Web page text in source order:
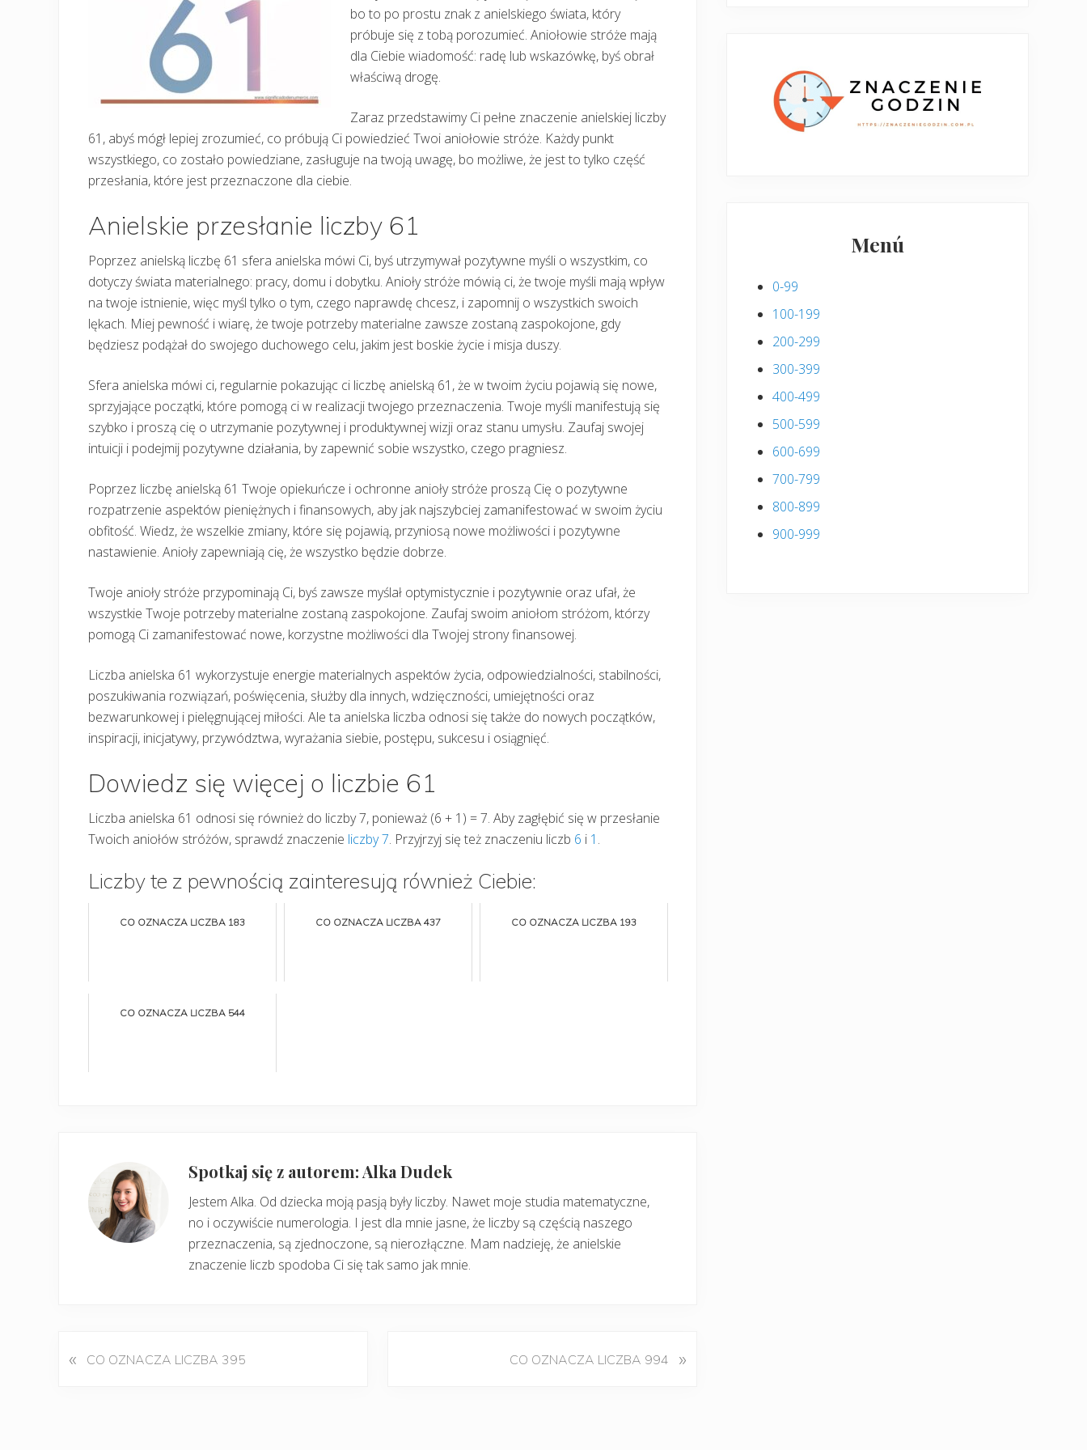
bo to po prostu znak z anielskiego świata, który
próbuje się z tobą porozumieć. Aniołowie stróże mają
dla Ciebie wiadomość: radę lub wskazówkę, byś obrał
właściwą drogę.
Zaraz przedstawimy Ci pełne znaczenie anielskiej liczby
61, abyś mógł lepiej zrozumieć, co próbują Ci powiedzieć Twoi aniołowie stróże. Każdy punkt
wszystkiego, co zostało powiedziane, zasługuje na twoją uwagę, bo możliwe, że jest to tylko część
przesłania, które jest przeznaczone dla ciebie.
Anielskie przesłanie liczby 61
Poprzez anielską liczbę 61 sfera anielska mówi Ci, byś utrzymywał pozytywne myśli o wszystkim, co
dotyczy świata materialnego: pracy, domu i dobytku. Anioły stróże mówią ci, że twoje myśli mają wpływ
na twoje istnienie, więc myśl tylko o tym, czego naprawdę chcesz, i zapomnij o wszystkich swoich
lękach. Miej pewność i wiarę, że twoje potrzeby materialne zawsze zostaną zaspokojone, gdy
będziesz podążał do swojego duchowego celu, jakim jest boskie życie i misja duszy.
Sfera anielska mówi ci, regularnie pokazując ci liczbę anielską 61, że w twoim życiu pojawią się nowe,
sprzyjające początki, które pomogą ci w realizacji twojego przeznaczenia. Twoje myśli manifestują się
szybko i proszą cię o utrzymanie pozytywnej i produktywnej wizji oraz stanu umysłu. Zaufaj swojej
intuicji i podejmij pozytywne działania, by zapewnić sobie wszystko, czego pragniesz.
Poprzez liczbę anielską 61 Twoje opiekuńcze i ochronne anioły stróże proszą Cię o pozytywne
rozpatrzenie aspektów pieniężnych i finansowych, aby jak najszybciej zamanifestować w swoim życiu
obfitość. Wiedz, że wszelkie zmiany, które się pojawią, przyniosą nowe możliwości i pozytywne
nastawienie. Anioły zapewniają cię, że wszystko będzie dobrze.
Twoje anioły stróże przypominają Ci, byś zawsze myślał optymistycznie i pozytywnie oraz ufał, że
wszystkie Twoje potrzeby materialne zostaną zaspokojone. Zaufaj swoim aniołom stróżom, którzy
pomogą Ci zamanifestować nowe, korzystne możliwości dla Twojej strony finansowej.
Liczba anielska 61 wykorzystuje energie materialnych aspektów życia, odpowiedzialności, stabilności,
poszukiwania rozwiązań, poświęcenia, służby dla innych, wdzięczności, umiejętności oraz
bezwarunkowej i pielęgnującej miłości. Ale ta anielska liczba odnosi się także do nowych początków,
inspiracji, inicjatywy, przywództwa, wyrażania siebie, postępu, sukcesu i osiągnięć.
Dowiedz się więcej o liczbie 61
Liczba anielska 61 odnosi się również do liczby 7, ponieważ (6 + 1) = 7. Aby zagłębić się w przesłanie
Twoich aniołów stróżów, sprawdź znaczenie liczby 7. Przyjrzyj się też znaczeniu liczb 6 i 1 .
Liczby te z pewnością zainteresują również Ciebie:
CO OZNACZA LICZBA 183 CO OZNACZA LICZBA 437 CO OZNACZA LICZBA 193
CO OZNACZA LICZBA 544
Spotkaj się z autorem: Alka Dudek
Jestem Alka. Od dziecka moją pasją były liczby. Nawet moje studia matematyczne,
no i oczywiście numerologia. I jest dla mnie jasne, że liczby są częścią naszego
przeznaczenia, są zjednoczone, są nierozłączne. Mam nadzieję, że anielskie
znaczenie liczb spodoba Ci się tak samo jak mnie.
P
« CO OZNACZA LICZBA 395 CO OZNACZA LICZBA 994 »
Menú
0-99
100-199
200-299
300-399
400-499
500-599
600-699
700-799
800-899
900-999